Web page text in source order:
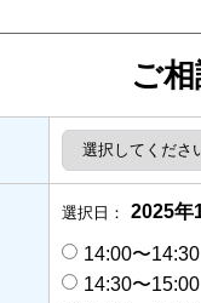
ご
選択日： 2025年
14:00〜14:30
14:30〜15:00